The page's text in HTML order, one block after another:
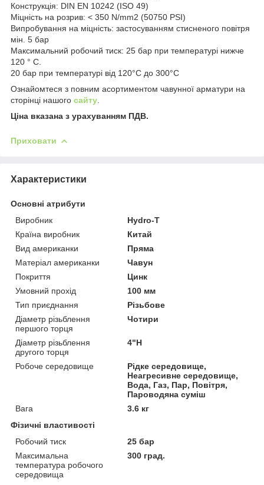
Конструкція: DIN EN 10242 (ISO 49)
Міцність на розрив: < 350 N/mm2 (50750 PSI)
Випробування на міцність: застосуванням стисненого повітря
мін. 5 бар
Максимальний робочий тиск: 25 бар при температурі нижче
120 ° С.
20 бар при температурі від 120°C до 300°C
Ознайомтеся з повним асортиментом чавунної арматури на
сторінці нашого сайту
Ціна вказана з урахуванням ПДВ.
Приховати
Характеристики
Основні атрибути
Виробник
Hydro-T
Країна виробник
Китай
Вид американки
Пряма
Матеріал американки
Чавун
Покриття
Цинк
Умовний прохід
100 мм
Тип приєднання
Різьбове
Діаметр різьблення
першого торця
Чотири
Діаметр різьблення
другого торця
4"Н
Робоче середовище
Рідке середовище,
Неагресивне середовище,
Вода, Газ, Пар, Повітря,
Пароводяна суміш
Вага
3.6 кг
Фізичні властивості
Робочий тиск
25 бар
Максимальна
температура робочого
середовища
300 град.